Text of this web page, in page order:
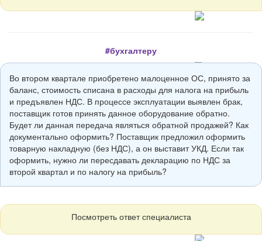
#бухгалтеру
Во втором квартале приобретено малоценное ОС, принято за
баланс, стоимость списана в расходы для налога на прибыль
и предъявлен НДС. В процессе эксплуатации выявлен брак,
поставщик готов принять данное оборудование обратно.
Будет ли данная передача являться обратной продажей? Как
документально оформить? Поставщик предложил оформить
товарную накладную (без НДС), а он выставит УКД. Если так
оформить, нужно ли пересдавать декларацию по НДС за
второй квартал и по налогу на прибыль?
Посмотреть ответ специалиста